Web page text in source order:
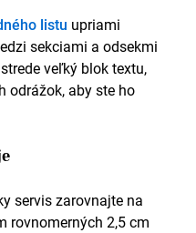
listu upriami
sekciami a odsekmi
veľký blok textu,
odrážok, aby ste ho
servis zarovnajte na
rovnomerných 2,5 cm